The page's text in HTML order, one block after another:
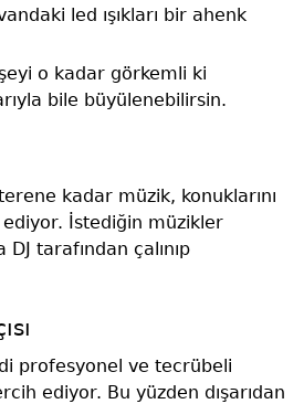
led ışıkları bir ahenk
o kadar görkemli ki
bile büyülenebilirsin.
kadar müzik, konuklarını
İstediğin müzikler
tarafından çalınıp
profesyonel ve tecrübeli
ediyor. Bu yüzden dışarıdan